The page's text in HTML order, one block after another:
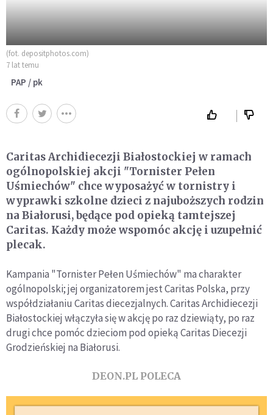
(fot. depositphotos.com)
7 lat temu
PAP / pk
Caritas Archidiecezji Białostockiej w ramach
ogólnopolskiej akcji "Tornister Pełen
Uśmiechów" chce wyposażyć w tornistry i
wyprawki szkolne dzieci z najuboższych rodzin
na Białorusi, będące pod opieką tamtejszej
Caritas. Każdy może wspomóc akcję i uzupełnić
plecak.
Kampania "Tornister Pełen Uśmiechów" ma charakter
ogólnopolski; jej organizatorem jest Caritas Polska, przy
współdziałaniu Caritas diecezjalnych. Caritas Archidiecezji
Białostockiej włączyła się w akcję po raz dziewiąty, po raz
drugi chce pomóc dzieciom pod opieką Caritas Diecezji
Grodzieńskiej na Białorusi.
DEON.PL POLECA